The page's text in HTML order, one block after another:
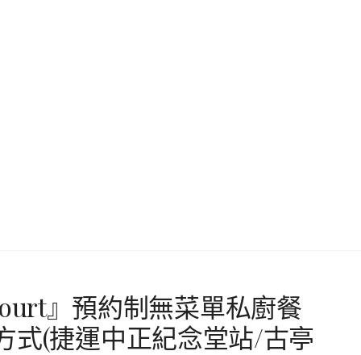
』預約制無菜單私廚餐
式(捷運中正紀念堂站/古亭